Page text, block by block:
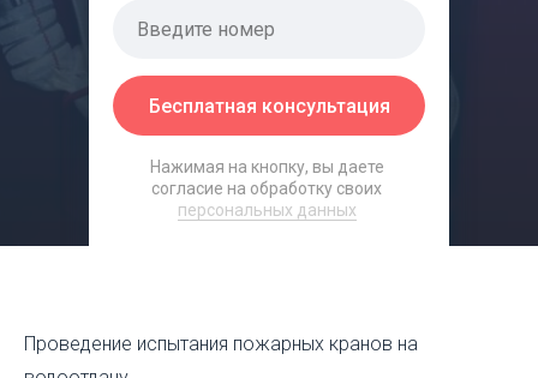
Бесплатная консультация
Нажимая на кнопку, вы даете
согласие на обработку своих
персональных данных
Проведение испытания пожарных кранов на